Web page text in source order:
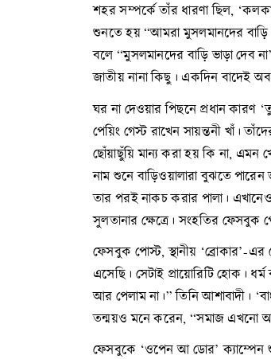
শহর সম্পর্কে তাঁর ধারণা ছিল,
শুনতে হয় “আমরা মুসলমানদের
বলে “মুসলমানদের বাড়ি ভাড়া দেব
জাতীয় নানা কিছু। একদিন বাদেই
ঘর না দেওয়ার পিছনে প্রধান কারণ
পেয়িং গেস্ট রাখেন সায়ন্তনী খাঁ।
ছোঁয়াছুঁয়ি মান্য করা হয় কি না, এমন
নাম শুনে বাড়িওয়ালারা বুঝতে
তার পরই নাকচ করার পালা। এখানেও
সুলতানার ক্ষেত্রে। সংহতির ফেসবুক
ফেসবুক পোস্ট, স্থানীয় ‘ব্রোকার’-
এসেছি। সেটাই প্রায়োরিটি হোক।
আর পেলাম না।” তিনি আশাবাদী।
তন্ময়ও মনে করেন, “সমাজ এখনো
ফেসবুকে ‘ওপেন আ ডোর’ ক্যাম্পেন